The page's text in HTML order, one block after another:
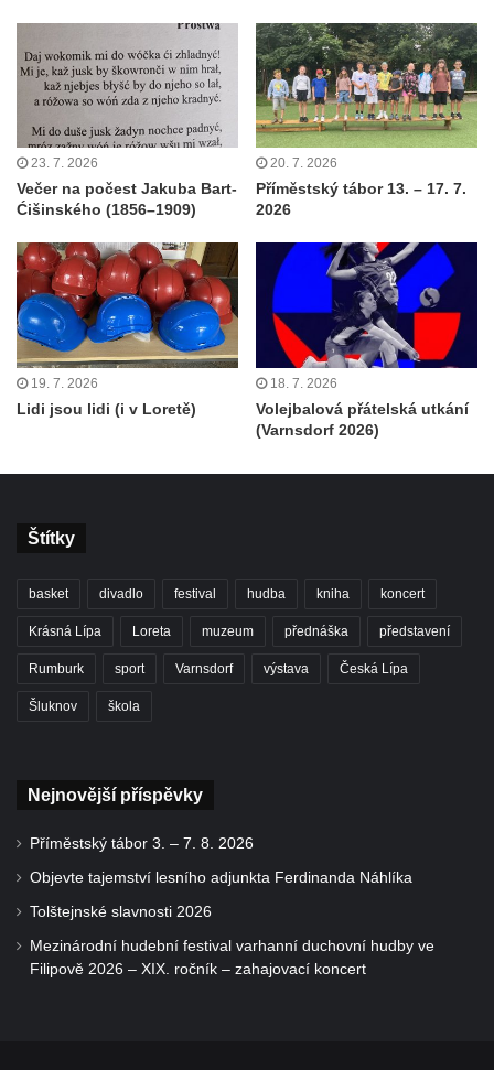
23. 7. 2026
Večer na počest Jakuba Bart-
Ćišinského (1856–1909)
20. 7. 2026
Příměstský tábor 13. – 17. 7.
2026
19. 7. 2026
Lidi jsou lidi (i v Loretě)
18. 7. 2026
Volejbalová přátelská utkání
(Varnsdorf 2026)
Štítky
basket divadlo festival hudba kniha koncert
Krásná Lípa Loreta muzeum přednáška představení
Rumburk sport Varnsdorf výstava Česká Lípa
Šluknov škola
Nejnovější příspěvky
Příměstský tábor 3. – 7. 8. 2026
Objevte tajemství lesního adjunkta Ferdinanda Náhlíka
Tolštejnské slavnosti 2026
Mezinárodní hudební festival varhanní duchovní hudby ve
Filipově 2026 – XIX. ročník – zahajovací koncert